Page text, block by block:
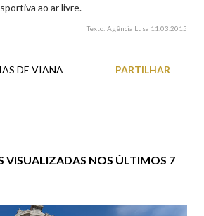
ao ar livre.
Texto: Agência Lusa 11.03.2015
DE VIANA PARTILHAR
VISUALIZADAS NOS ÚLTIMOS 7